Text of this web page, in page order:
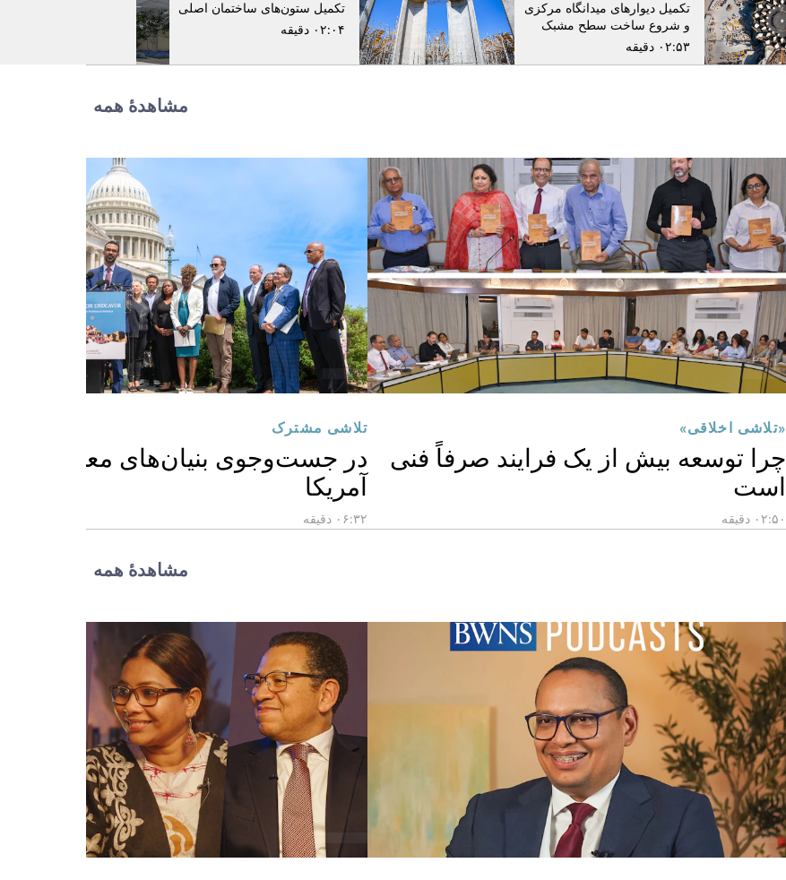
تکمیل دیوارهای میدانگاه مرکزی
و شروع ساخت سطح مشبک
۰۲:۵۳ دقیقه
تکمیل ستون‌های ساختمان اصلی
۰۲:۰۴ دقیقه
مشاهدهٔ همه
«تلاشی اخلاقی»
چرا توسعه بیش از یک فرایند صرفاً فنی
است
۰۲:۵۰ دقیقه
تلاشی مشترک
در جست‌وجوی بنیان‌های معنوی
آمریکا
۰۶:۳۲ دقیقه
مشاهدهٔ همه